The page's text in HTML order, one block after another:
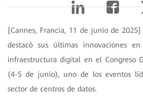
[Cannes, Francia, 11 de junio de
destacó sus últimas innovaciones
infraestructura digital en el Congreso
(4-5 de junio), uno de los eventos
sector de centros de datos.